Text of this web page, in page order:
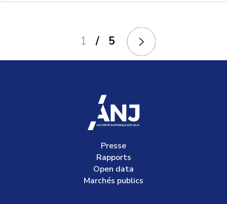
1 / 5
accueil
Presse
Rapports
Open data
Marchés publics